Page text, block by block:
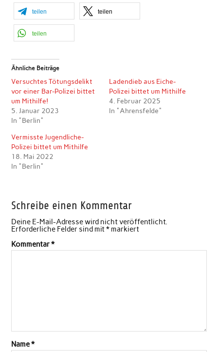
teilen teilen
teilen
Ähnliche Beiträge
Versuchtes Tötungsdelikt
vor einer Bar-Polizei bittet
um Mithilfe!
5. Januar 2023
In "Berlin"
Ladendieb aus Eiche-
Polizei bittet um Mithilfe
4. Februar 2025
In "Ahrensfelde"
Vermisste Jugendliche-
Polizei bittet um Mithilfe
18. Mai 2022
In "Berlin"
Schreibe einen Kommentar
Deine E-Mail-Adresse wird nicht veröffentlicht.
Erforderliche Felder sind mit*markiert
Kommentar*
Name*